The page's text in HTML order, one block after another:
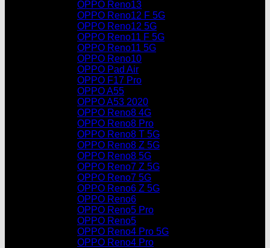
OPPO Reno13
OPPO Reno12 F 5G
OPPO Reno12 5G
OPPO Reno11 F 5G
OPPO Reno11 5G
OPPO Reno10
OPPO Pad Air
OPPO F17 Pro
OPPO A55
OPPO A53 2020
OPPO Reno8 4G
OPPO Reno8 Pro
OPPO Reno8 T 5G
OPPO Reno8 Z 5G
OPPO Reno8 5G
OPPO Reno7 Z 5G
OPPO Reno7 5G
OPPO Reno6 Z 5G
OPPO Reno6
OPPO Reno5 Pro
OPPO Reno5
OPPO Reno4 Pro 5G
OPPO Reno4 Pro